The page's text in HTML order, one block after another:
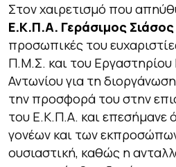
Στον χαιρετισμό που
Ε.Κ.Π.Α. Γεράσιμος Σιάσος
προσωπικές του
Π.Μ.Σ. και του
Αντωνίου για τη
την προσφορά του στην
του Ε.Κ.Π.Α. και επεσήμανε
γονέων και των
ουσιαστική, καθώς η